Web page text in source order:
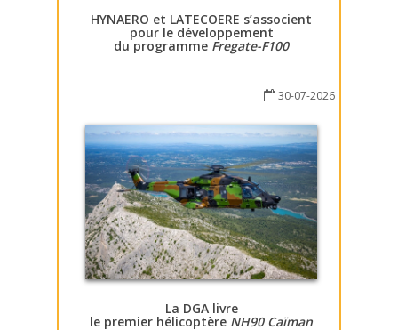
HYNAERO et LATECOERE s’associent
pour le développement
du programme Fregate-F100
30-07-2026
La DGA livre
le premier hélicoptère NH90 Caïman